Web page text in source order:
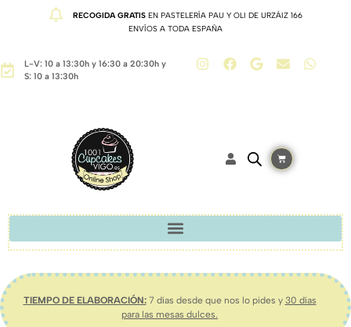
RECOGIDA GRATISEN PASTELERÍA PAU Y OLI DE URZÁIZ 166
ENVÍOS A TODA ESPAÑA
L-V: 10 a 13:30h y 16:30 a 20:30h y
S: 10 a 13:30h
TIEMPO DE ELABORACIÓN:7 días desde que nos lo pides y 30 días
para las mesas dulces.